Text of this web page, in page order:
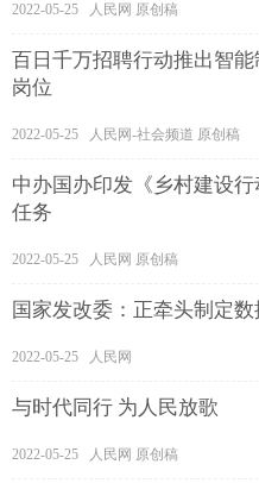
2022-05-25 人民网 原创稿
百日千万招聘行动推出智
岗位
2022-05-25 人民网-社会频道 原创稿
中办国办印发《乡村建设
任务
2022-05-25 人民网 原创稿
国家发改委：正牵头制定
2022-05-25 人民网
与时代同行 为人民放歌
2022-05-25 人民网 原创稿